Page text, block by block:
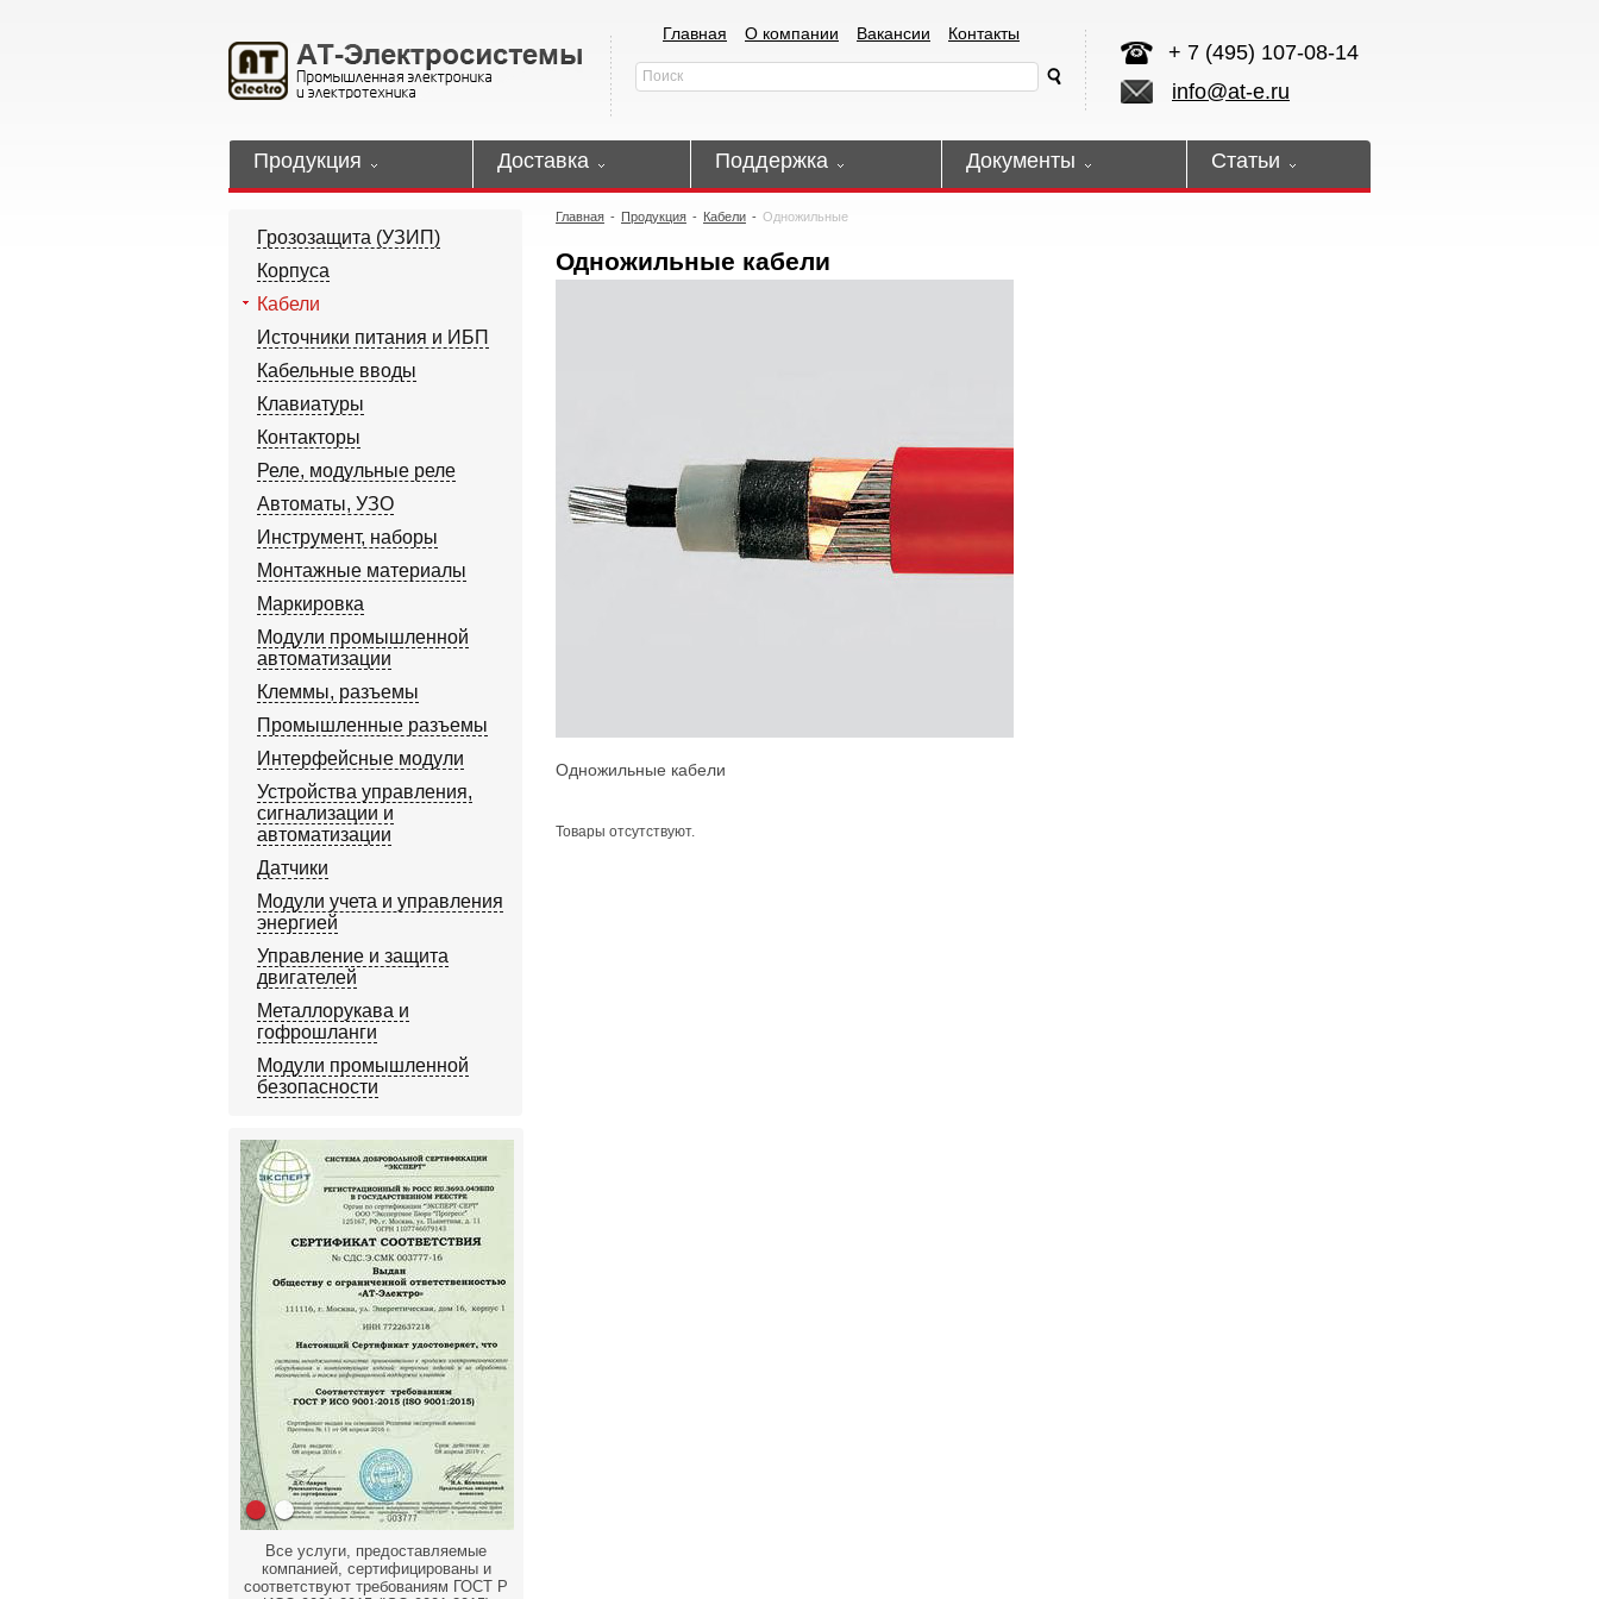
+ 7 (495) 107-08-14
info@at-e.ru
Главная О компании Вакансии Контакты
Продукция Доставка Поддержка Документы Статьи
Грозозащита (УЗИП)
Корпуса
Кабели
Источники питания и ИБП
Кабельные вводы
Клавиатуры
Контакторы
Реле, модульные реле
Автоматы, УЗО
Инструмент, наборы
Монтажные материалы
Маркировка
Модули промышленной
автоматизации
Клеммы, разъемы
Промышленные разъемы
Интерфейсные модули
Устройства управления,
сигнализации и
автоматизации
Датчики
Модули учета и управления
энергией
Управление и защита
двигателей
Металлорукава и
гофрошланги
Модули промышленной
безопасности
Все услуги, предоставляемые
компанией, сертифицированы и
соответствуют требованиям ГОСТ Р
Главная - Продукция - Кабели - Одножильные
Одножильные кабели
Одножильные кабели
Товары отсутствуют.